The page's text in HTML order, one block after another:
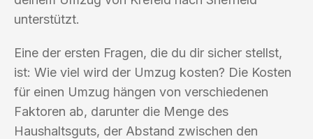
unterstützt.
Eine der ersten Fragen, die du dir sicher stellst,
ist: Wie viel wird der Umzug kosten? Die Kosten
für einen Umzug hängen von verschiedenen
Faktoren ab, darunter die Menge des
Haushaltsguts, der Abstand zwischen den